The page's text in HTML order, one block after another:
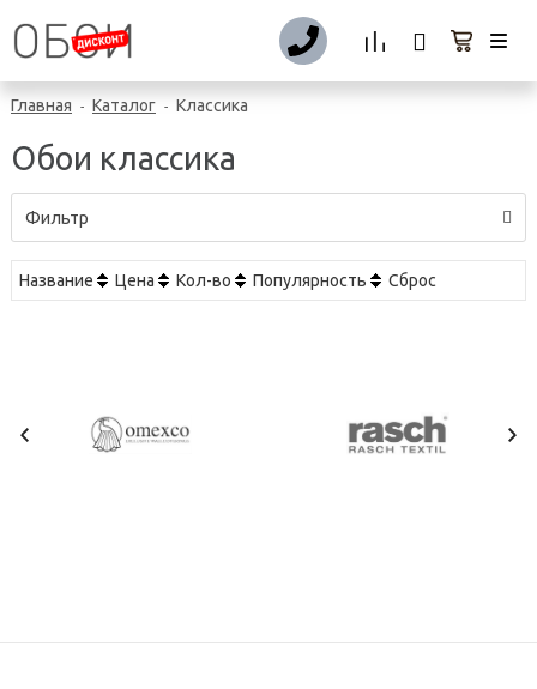
Главная - Каталог - Классика
Обои классика
Фильтр
Название Цена Кол-во Популярность Сброс